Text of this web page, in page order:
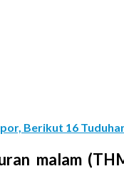
Berikut 16
malam